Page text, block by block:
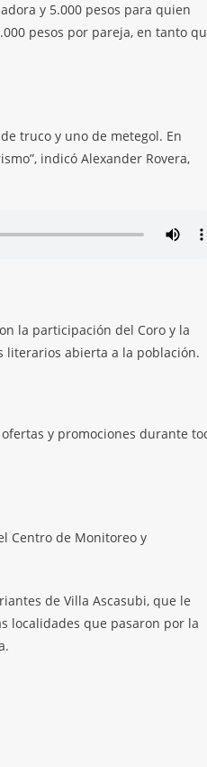
y 5.000 pesos para quien
pesos por pareja, en tanto
truco y uno de metegol. En
indicó Alexander Rovera,
la participación del Coro y la
literarios abierta a la población.
y promociones durante
Centro de Monitoreo y
de Villa Ascasubi, que le
localidades que pasaron por la